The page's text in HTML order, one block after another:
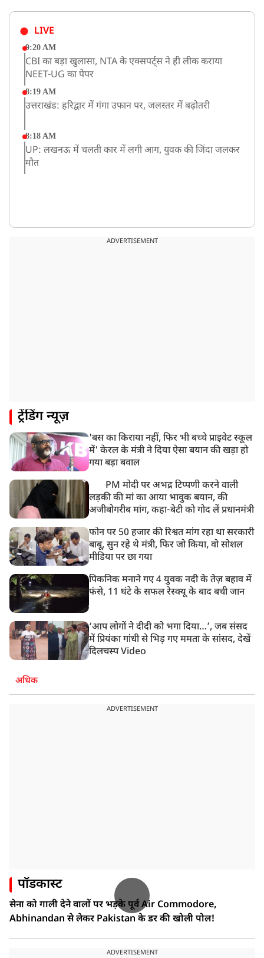
LIVE
9:20 AM
CBI का बड़ा खुलासा, NTA के एक्सपर्ट्स ने ही लीक कराया
NEET-UG का पेपर
8:19 AM
उत्तराखंड: हरिद्वार में गंगा उफान पर, जलस्तर में बढ़ोतरी
8:18 AM
UP: लखनऊ में चलती कार में लगी आग, युवक की जिंदा जलकर
मौत
ADVERTISEMENT
ट्रेंडिंग न्यूज़
'बस का किराया नहीं, फिर भी बच्चे प्राइवेट स्कूल
में' केरल के मंत्री ने दिया ऐसा बयान की खड़ा हो
गया बड़ा बवाल
PM मोदी पर अभद्र टिप्पणी करने वाली
लड़की की मां का आया भावुक बयान, की
अजीबोगरीब मांग, कहा-बेटी को गोद लें प्रधानमंत्री
फोन पर 50 हजार की रिश्वत मांग रहा था सरकारी
बाबू, सुन रहे थे मंत्री, फिर जो किया, वो सोशल
मीडिया पर छा गया
पिकनिक मनाने गए 4 युवक नदी के तेज़ बहाव में
फंसे, 11 घंटे के सफल रेस्क्यू के बाद बची जान
‘आप लोगों ने दीदी को भगा दिया…’, जब संसद
में प्रियंका गांधी से भिड़ गए ममता के सांसद, देखें
दिलचस्प Video
अधिक
ADVERTISEMENT
पॉडकास्ट
सेना को गाली देने वालों पर भड़के पूर्व Air Commodore,
Abhinandan से लेकर Pakistan के डर की खोली पोल!
ADVERTISEMENT